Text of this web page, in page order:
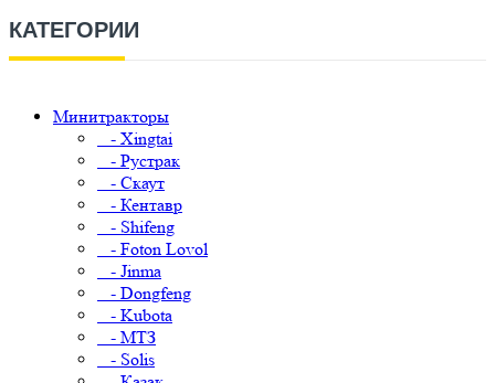
КАТЕГОРИИ
Минитракторы
- Xingtai
- Рустрак
- Скаут
- Кентавр
- Shifeng
- Foton Lovol
- Jinma
- Dongfeng
- Kubota
- МТЗ
- Solis